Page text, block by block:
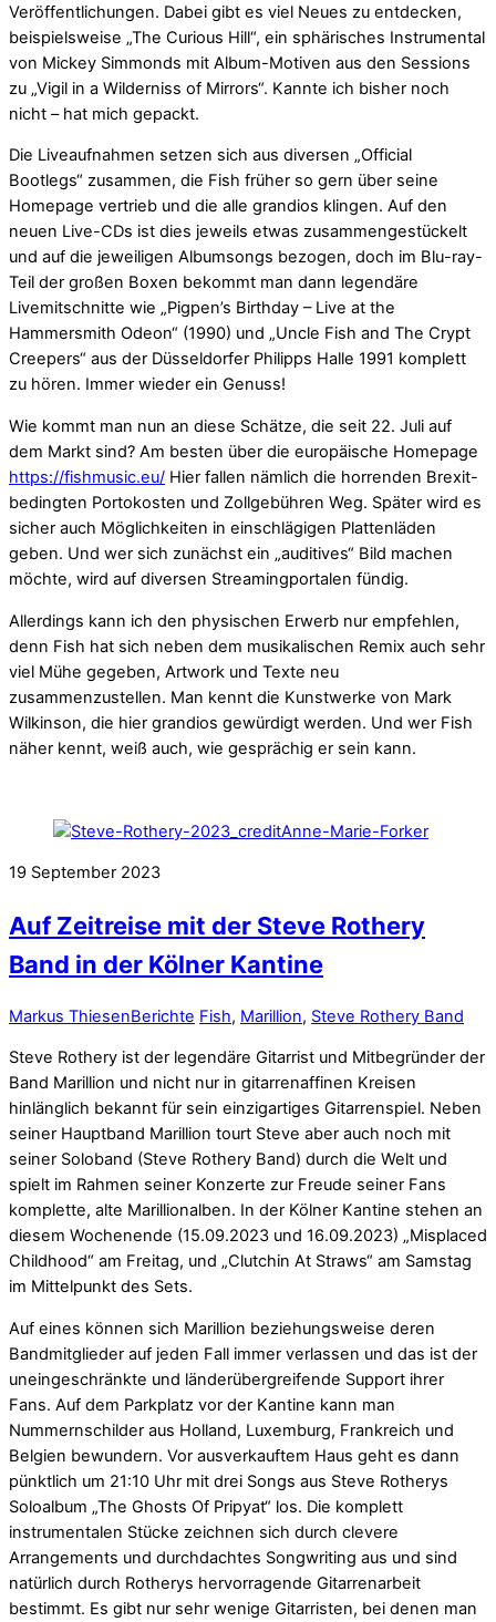
Veröffentlichungen. Dabei gibt es viel Neues zu entdecken,
beispielsweise „The Curious Hill“, ein sphärisches Instrumental
von Mickey Simmonds mit Album-Motiven aus den Sessions
zu „Vigil in a Wilderniss of Mirrors“. Kannte ich bisher noch
nicht – hat mich gepackt.
Die Liveaufnahmen setzen sich aus diversen „Official
Bootlegs“ zusammen, die Fish früher so gern über seine
Homepage vertrieb und die alle grandios klingen. Auf den
neuen Live-CDs ist dies jeweils etwas zusammengestückelt
und auf die jeweiligen Albumsongs bezogen, doch im Blu-ray-
Teil der großen Boxen bekommt man dann legendäre
Livemitschnitte wie „Pigpen’s Birthday – Live at the
Hammersmith Odeon“ (1990) und „Uncle Fish and The Crypt
Creepers“ aus der Düsseldorfer Philipps Halle 1991 komplett
zu hören. Immer wieder ein Genuss!
Wie kommt man nun an diese Schätze, die seit 22. Juli auf
dem Markt sind? Am besten über die europäische Homepage
https://fishmusic.eu/ Hier fallen nämlich die horrenden Brexit-
bedingten Portokosten und Zollgebühren Weg. Später wird es
sicher auch Möglichkeiten in einschlägigen Plattenläden
geben. Und wer sich zunächst ein „auditives“ Bild machen
möchte, wird auf diversen Streamingportalen fündig.
Allerdings kann ich den physischen Erwerb nur empfehlen,
denn Fish hat sich neben dem musikalischen Remix auch sehr
viel Mühe gegeben, Artwork und Texte neu
zusammenzustellen. Man kennt die Kunstwerke von Mark
Wilkinson, die hier grandios gewürdigt werden. Und wer Fish
näher kennt, weiß auch, wie gesprächig er sein kann.
19 September 2023
Auf Zeitreise mit der Steve Rothery
Band in der Kölner Kantine
Markus ThiesenBerichte Fish, Marillion, Steve Rothery Band
Steve Rothery ist der legendäre Gitarrist und Mitbegründer der
Band Marillion und nicht nur in gitarrenaffinen Kreisen
hinlänglich bekannt für sein einzigartiges Gitarrenspiel. Neben
seiner Hauptband Marillion tourt Steve aber auch noch mit
seiner Soloband (Steve Rothery Band) durch die Welt und
spielt im Rahmen seiner Konzerte zur Freude seiner Fans
komplette, alte Marillionalben. In der Kölner Kantine stehen an
diesem Wochenende (15.09.2023 und 16.09.2023) „Misplaced
Childhood“ am Freitag, und „Clutchin At Straws“ am Samstag
im Mittelpunkt des Sets.
Auf eines können sich Marillion beziehungsweise deren
Bandmitglieder auf jeden Fall immer verlassen und das ist der
uneingeschränkte und länderübergreifende Support ihrer
Fans. Auf dem Parkplatz vor der Kantine kann man
Nummernschilder aus Holland, Luxemburg, Frankreich und
Belgien bewundern. Vor ausverkauftem Haus geht es dann
pünktlich um 21:10 Uhr mit drei Songs aus Steve Rotherys
Soloalbum „The Ghosts Of Pripyat“ los. Die komplett
instrumentalen Stücke zeichnen sich durch clevere
Arrangements und durchdachtes Songwriting aus und sind
natürlich durch Rotherys hervorragende Gitarrenarbeit
bestimmt. Es gibt nur sehr wenige Gitarristen, bei denen man